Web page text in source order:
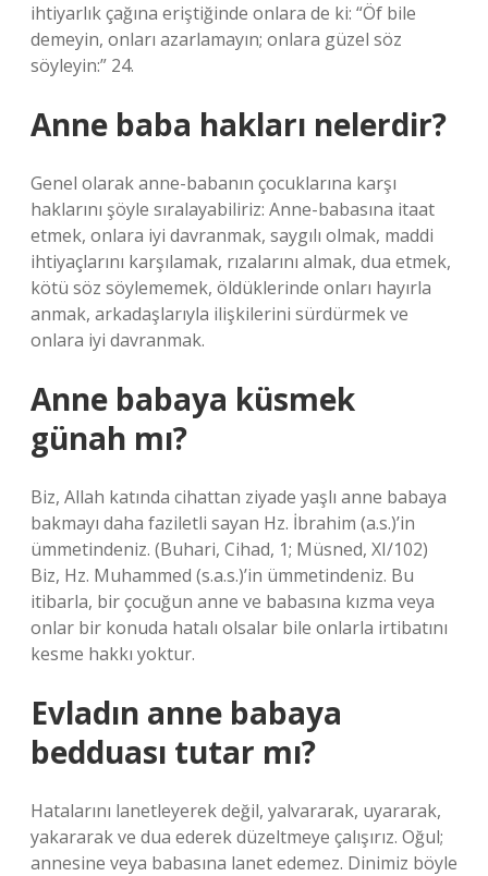
ihtiyarlık çağına eriştiğinde onlara de ki: “Öf bile
demeyin, onları azarlamayın; onlara güzel söz
söyleyin:” 24.
Anne baba hakları nelerdir?
Genel olarak anne-babanın çocuklarına karşı
haklarını şöyle sıralayabiliriz: Anne-babasına itaat
etmek, onlara iyi davranmak, saygılı olmak, maddi
ihtiyaçlarını karşılamak, rızalarını almak, dua etmek,
kötü söz söylememek, öldüklerinde onları hayırla
anmak, arkadaşlarıyla ilişkilerini sürdürmek ve
onlara iyi davranmak.
Anne babaya küsmek
günah mı?
Biz, Allah katında cihattan ziyade yaşlı anne babaya
bakmayı daha faziletli sayan Hz. İbrahim (a.s.)’in
ümmetindeniz. (Buhari, Cihad, 1; Müsned, XI/102)
Biz, Hz. Muhammed (s.a.s.)’in ümmetindeniz. Bu
itibarla, bir çocuğun anne ve babasına kızma veya
onlar bir konuda hatalı olsalar bile onlarla irtibatını
kesme hakkı yoktur.
Evladın anne babaya
bedduası tutar mı?
Hatalarını lanetleyerek değil, yalvararak, uyararak,
yakararak ve dua ederek düzeltmeye çalışırız. Oğul;
annesine veya babasına lanet edemez. Dinimiz böyle